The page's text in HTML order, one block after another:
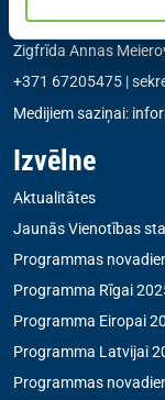
Partiju apvienība
Zigfrīda Annas
+371 67205475 |
Medijiem saziņai:
Izvēlne
Aktualitātes
Jaunās Vienotības
Programmas
Programma Rīgai
Programma Eiropai
Programma Latvijai
Programmas